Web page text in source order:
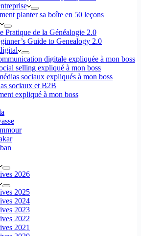
planter sa boîte en 50 leçons
Pratique de la Généalogie 2.0
Guide to Genealogy 2.0
digitale expliquée à mon boss
selling expliqué à mon boss
sociaux expliqués à mon boss
sociaux et B2B
expliqué à mon boss
2026
2025
2024
2023
2022
2021